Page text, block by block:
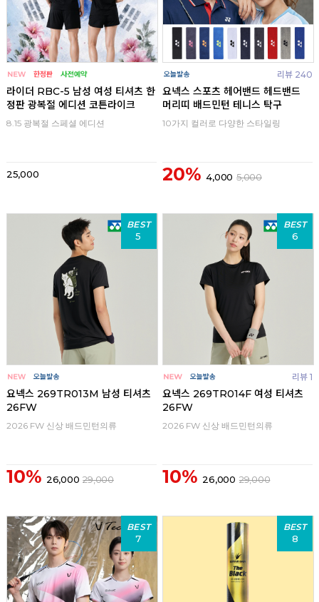
라이더 RBC-5 남성 여성 티셔츠 한
정판 광복절 에디션 코튼라이크
8.15 광복절 스페셜 에디션
25,000
리뷰 240
요넥스 스포츠 헤어밴드 헤드밴드
머리띠 배드민턴 테니스 탁구
10가지 컬러로 다양한 스타일링
20% 4,000 5,000
BEST
5
요넥스 269TR013M 남성 티셔츠
26FW
2026 FW 신상 배드민턴의류
10% 26,000 29,000
BEST
6
리뷰 1
요넥스 269TR014F 여성 티셔츠
26FW
2026 FW 신상 배드민턴의류
10% 26,000 29,000
BEST
7
BEST
8